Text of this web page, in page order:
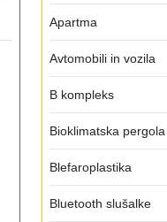
Apartma
Avtomobili in vozila
B kompleks
Bioklimatska pergola
Blefaroplastika
Bluetooth slušalke